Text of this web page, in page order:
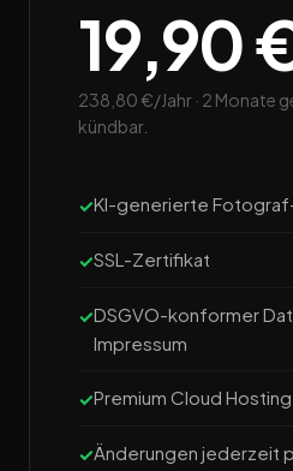
19,90
238,80 €/Jahr · 2 Monate
kündbar.
KI-generierte
SSL-Zertifikat
DSGVO-konformer
Impressum
Premium Cloud Hosting
Änderungen jederzeit